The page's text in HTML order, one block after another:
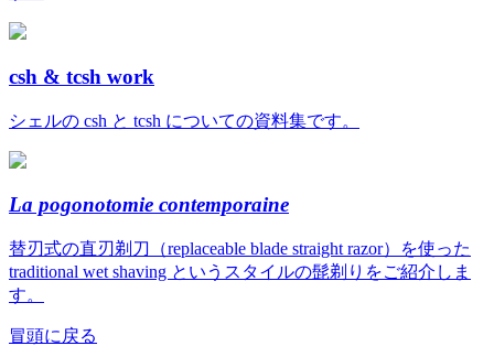
csh & tcsh work
シェルの csh と tcsh についての資料集です。
La pogonotomie contemporaine
替刃式の直刃剃刀（replaceable blade straight razor）を使った
traditional wet shaving というスタイルの髭剃りをご紹介しま
す。
冒頭に戻る